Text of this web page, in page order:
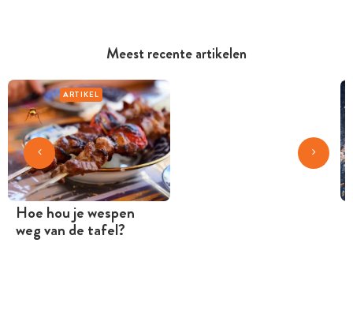
Meest recente artikelen
ARTIKEL
Hoe hou je wespen
weg van de tafel?